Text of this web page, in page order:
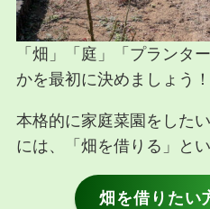
「畑」「庭」「プランタ
かを最初に決めましょう！
本格的に家庭菜園をした
には、「畑を借りる」と
畑を借りたい